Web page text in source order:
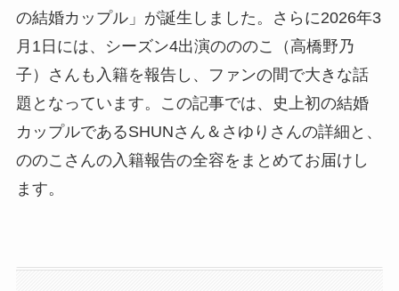
の結婚カップル」が誕生しました。さらに2026年3
月1日には、シーズン4出演のののこ（高橋野乃
子）さんも入籍を報告し、ファンの間で大きな話
題となっています。この記事では、史上初の結婚
カップルであるSHUNさん＆さゆりさんの詳細と、
ののこさんの入籍報告の全容をまとめてお届けし
ます。